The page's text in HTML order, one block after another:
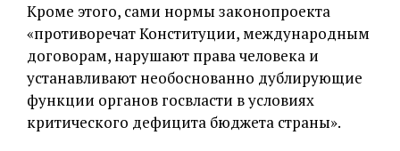
Кроме этого, сами нормы законопроекта
«противоречат Конституции, международным
договорам, нарушают права человека и
устанавливают необоснованно дублирующие
функции органов госвласти в условиях
критического дефицита бюджета страны».